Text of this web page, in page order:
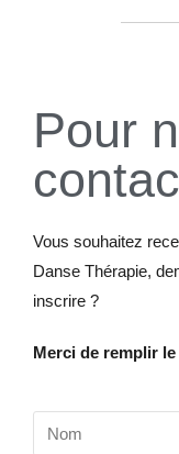
Pour
Vous souhaitez
Danse Thérapie,
inscrire ?
Merci de remplir